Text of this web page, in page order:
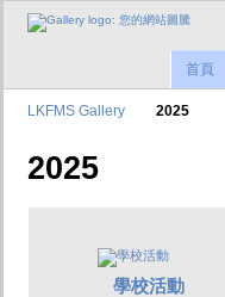
首頁
LKFMS Gallery 2025
2025
學校活動